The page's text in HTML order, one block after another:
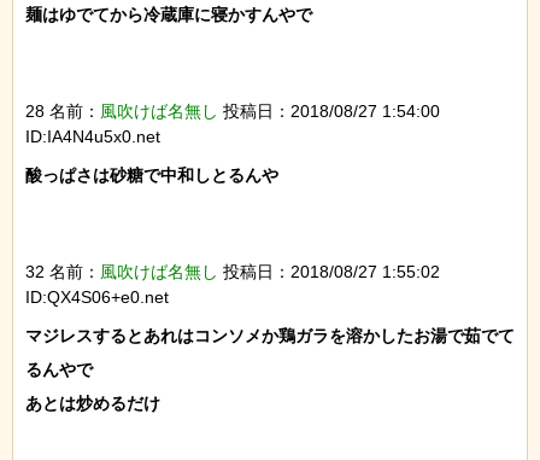
麺はゆでてから冷蔵庫に寝かすんやで
28 名前： 風吹けば名無し 投稿日：2018/08/27 1:54:00
ID:IA4N4u5x0.net
酸っぱさは砂糖で中和しとるんや
32 名前： 風吹けば名無し 投稿日：2018/08/27 1:55:02
ID:QX4S06+e0.net
マジレスするとあれはコンソメか鶏ガラを溶かしたお湯で茹でて
るんやで
あとは炒めるだけ